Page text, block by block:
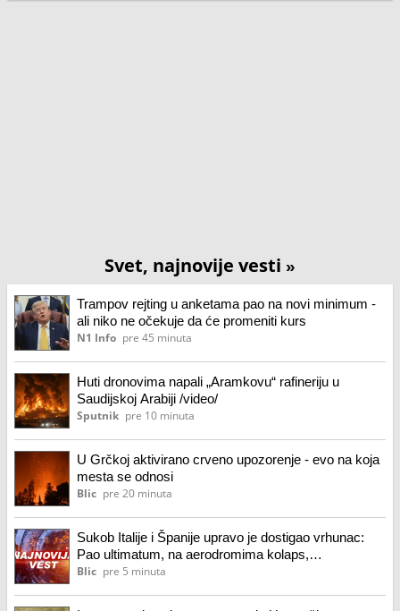
Svet, najnovije vesti »
Trampov rejting u anketama pao na novi minimum -
ali niko ne očekuje da će promeniti kurs
N1 Info pre 45 minuta
Huti dronovima napali „Aramkovu“ rafineriju u
Saudijskoj Arabiji /video/
Sputnik pre 10 minuta
U Grčkoj aktivirano crveno upozorenje - evo na koja
mesta se odnosi
Blic pre 20 minuta
Sukob Italije i Španije upravo je dostigao vrhunac:
Pao ultimatum, na aerodromima kolaps,
suspendovan Šengen, na granicama pakao
Blic pre 5 minuta